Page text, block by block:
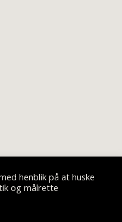
henblik på at huske
og målrette